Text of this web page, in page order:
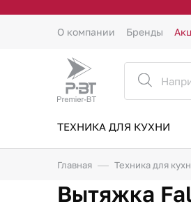
О компании Бренды
ТЕХНИКА ДЛЯ КУХНИ
Главная Техника для
Вытяжка